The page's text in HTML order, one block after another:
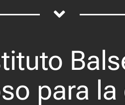
para